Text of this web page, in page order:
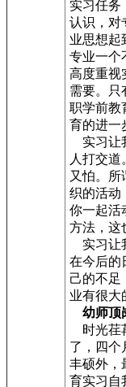
实习任务
认识，对
业思想起
专业一个
高度重视
需要。只
职学前教
育的进一
实习让
人打交
又怕。所
织的活动
你一起活
方法，这
实习让
在今后的
己的不足
业有很大
幼师顶
时光荏
了，四个
丰硕外，
育实习自